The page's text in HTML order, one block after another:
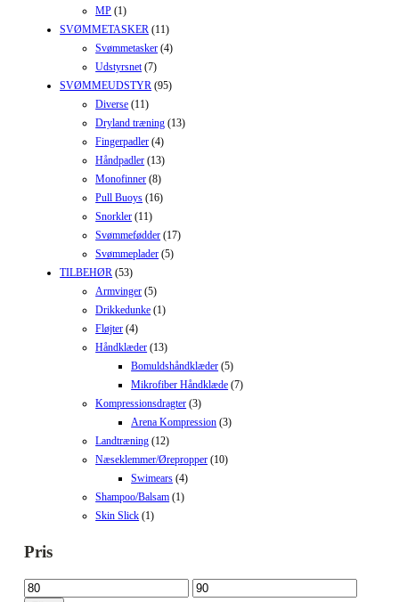
MP (1)
SVØMMETASKER (11)
Svømmetasker (4)
Udstyrsnet (7)
SVØMMEUDSTYR (95)
Diverse (11)
Dryland træning (13)
Fingerpadler (4)
Håndpadler (13)
Monofinner (8)
Pull Buoys (16)
Snorkler (11)
Svømmefødder (17)
Svømmeplader (5)
TILBEHØR (53)
Armvinger (5)
Drikkedunke (1)
Fløjter (4)
Håndklæder (13)
Bomuldshåndklæder (5)
Mikrofiber Håndklæde (7)
Kompressionsdragter (3)
Arena Kompression (3)
Landtræning (12)
Næseklemmer/Ørepropper (10)
Swimears (4)
Shampoo/Balsam (1)
Skin Slick (1)
Pris
Mindste
Højeste